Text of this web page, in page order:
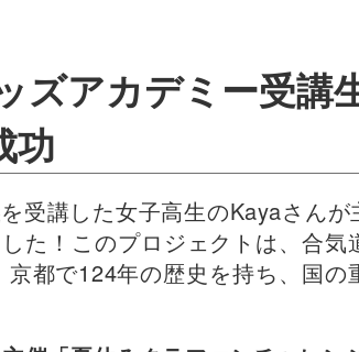
ズアカデミー受講
功
受講した女子高生のKayaさん
た！このプロジェクトは、合
都で124年の歴史を持ち、国